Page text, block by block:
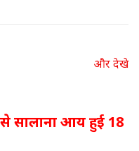
और देखे
सालाना आय हुई 18